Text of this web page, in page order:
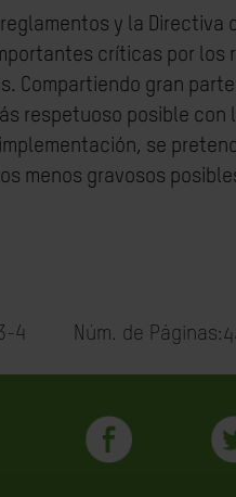
y la
críticas por los
Compartiendo gran
respetuoso posible con
se
menos gravosos
4 Núm. de Páginas: